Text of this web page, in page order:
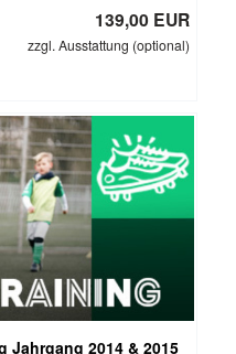
139,00 EUR
zzgl. Ausstattung (optional)
Jahrgang 2014 & 2015